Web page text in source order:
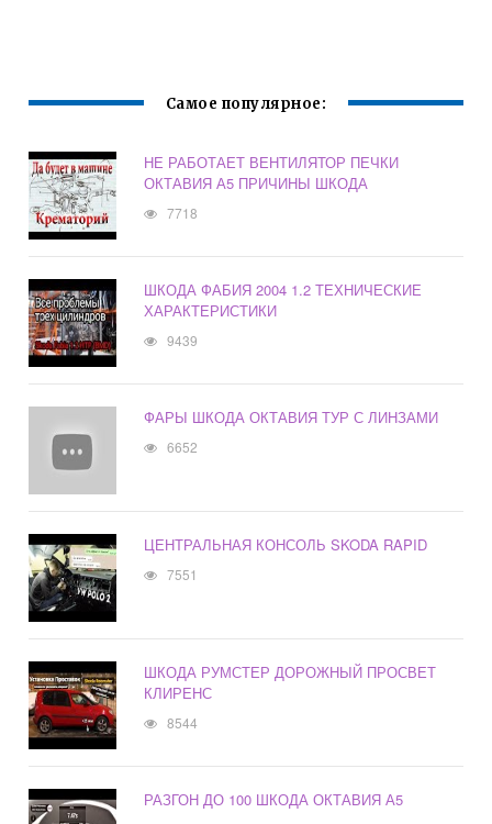
Самое популярное:
НЕ РАБОТАЕТ ВЕНТИЛЯТОР ПЕЧКИ
ОКТАВИЯ А5 ПРИЧИНЫ ШКОДА
7718
ШКОДА ФАБИЯ 2004 1.2 ТЕХНИЧЕСКИЕ
ХАРАКТЕРИСТИКИ
9439
ФАРЫ ШКОДА ОКТАВИЯ ТУР С ЛИНЗАМИ
6652
ЦЕНТРАЛЬНАЯ КОНСОЛЬ SKODA RAPID
7551
ШКОДА РУМСТЕР ДОРОЖНЫЙ ПРОСВЕТ
КЛИРЕНС
8544
РАЗГОН ДО 100 ШКОДА ОКТАВИЯ А5